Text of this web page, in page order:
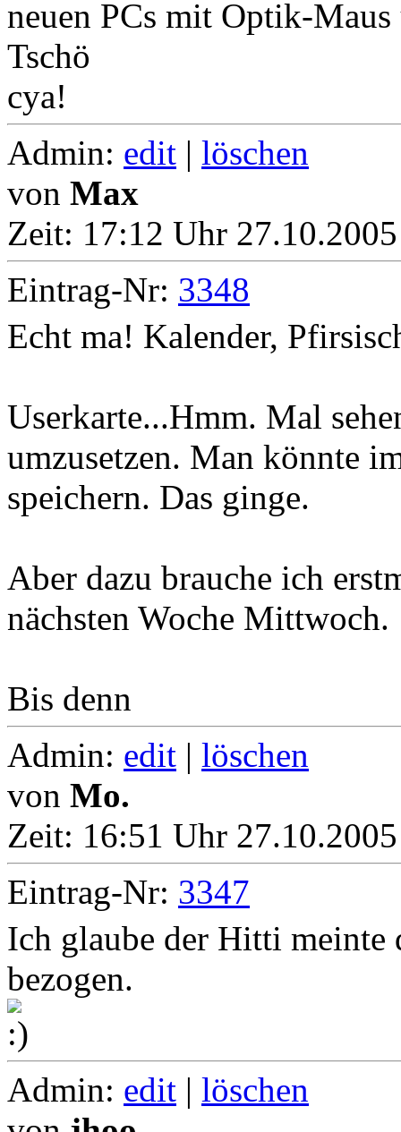
neuen PCs mit Optik-Maus
Tschö
cya!
Admin: edit | löschen
von Max
Zeit: 17:12 Uhr
Eintrag-Nr: 3348
Echt ma! Kalender,
Userkarte...Hmm. Mal
umzusetzen. Man könnte
speichern. Das ginge.
Aber dazu brauche ich
nächsten Woche Mittwoch.
Bis denn
Admin: edit | löschen
von Mo.
Zeit: 16:51 Uhr
Eintrag-Nr: 3347
Ich glaube der Hitti meinte
bezogen.
Admin: edit | löschen